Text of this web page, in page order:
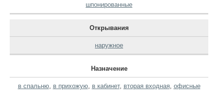
шпонированные
Открывания
наружное
Назначение
в спальню, в прихожую, в кабинет, вторая входная, офисные